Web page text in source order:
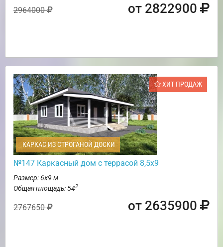
2964000 от 2822900
ХИТ ПРОДАЖ
КАРКАС ИЗ СТРОГАНОЙ ДОСКИ
№147 Каркасный дом с террасой 8,5х9
Размер: 6х9 м
Общая площадь: 542
2767650 от 2635900